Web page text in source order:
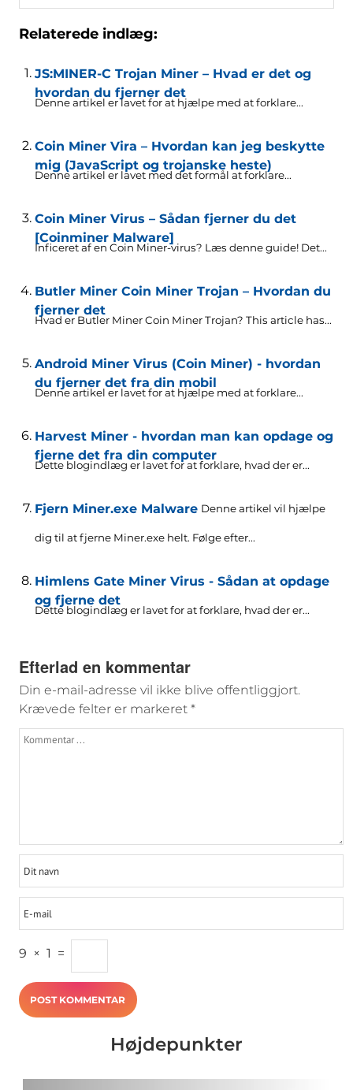
Relaterede indlæg:
JS:MINER-C Trojan Miner – Hvad er det og
hvordan du fjerner det
Denne artikel er lavet for at hjælpe med at forklare...
Coin Miner Vira – Hvordan kan jeg beskytte
mig (JavaScript og trojanske heste)
Denne artikel er lavet med det formål at forklare...
Coin Miner Virus – Sådan fjerner du det
[Coinminer Malware]
Inficeret af en Coin Miner-virus? Læs denne guide! Det...
Butler Miner Coin Miner Trojan – Hvordan du
fjerner det
Hvad er Butler Miner Coin Miner Trojan? This article has...
Android Miner Virus (Coin Miner) - hvordan
du fjerner det fra din mobil
Denne artikel er lavet for at hjælpe med at forklare...
Harvest Miner - hvordan man kan opdage og
fjerne det fra din computer
Dette blogindlæg er lavet for at forklare, hvad der er...
Fjern Miner.exe Malware Denne artikel vil hjælpe
dig til at fjerne Miner.exe helt. Følge efter...
Himlens Gate Miner Virus - Sådan at opdage
og fjerne det
Dette blogindlæg er lavet for at forklare, hvad der er...
Efterlad en kommentar
Din e-mail-adresse vil ikke blive offentliggjort.
Krævede felter er markeret *
9 × 1 =
Højdepunkter